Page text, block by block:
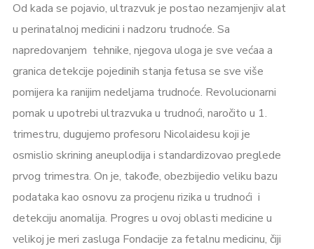
Od kada se pojavio, ultrazvuk je postao nezamjenjiv alat
u perinatalnoj medicini i nadzoru trudnoće. Sa
napredovanjem tehnike, njegova uloga je sve većaa a
granica detekcije pojedinih stanja fetusa se sve više
pomijera ka ranijim nedeljama trudnoće. Revolucionarni
pomak u upotrebi ultrazvuka u trudnoći, naročito u 1.
trimestru, dugujemo profesoru Nicolaidesu koji je
osmislio skrining aneuplodija i standardizovao preglede
prvog trimestra. On je, takođe, obezbijedio veliku bazu
podataka kao osnovu za procjenu rizika u trudnoći i
detekciju anomalija. Progres u ovoj oblasti medicine u
velikoj je meri zasluga Fondacije za fetalnu medicinu, čiji